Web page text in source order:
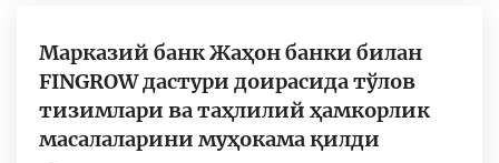
Марказий банк Жаҳон банки билан
FINGROW дастури доирасида тўлов
тизимлари ва таҳлилий ҳамкорлик
масалаларини муҳокама қилди